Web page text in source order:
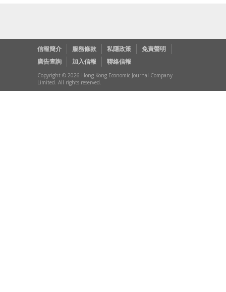
信報簡介 服務條款 私隱政策
免責聲明
廣告查詢
加入信報 聯絡信報
Copyright © 2026 Hong Kong Economic Journal Company
Limited. All rights reserved.